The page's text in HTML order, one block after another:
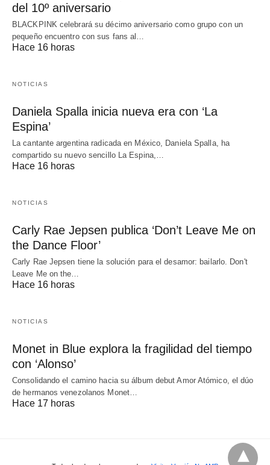
del 10º aniversario
BLACKPINK celebrará su décimo aniversario como grupo con un
pequeño encuentro con sus fans al…
Hace 16 horas
NOTICIAS
Daniela Spalla inicia nueva era con ‘La
Espina’
La cantante argentina radicada en México, Daniela Spalla, ha
compartido su nuevo sencillo La Espina,…
Hace 16 horas
NOTICIAS
Carly Rae Jepsen publica ‘Don’t Leave Me on
the Dance Floor’
Carly Rae Jepsen tiene la solución para el desamor: bailarlo. Don't
Leave Me on the…
Hace 16 horas
NOTICIAS
Monet in Blue explora la fragilidad del tiempo
con ‘Alonso’
Consolidando el camino hacia su álbum debut Amor Atómico, el dúo
de hermanos venezolanos Monet…
Hace 17 horas